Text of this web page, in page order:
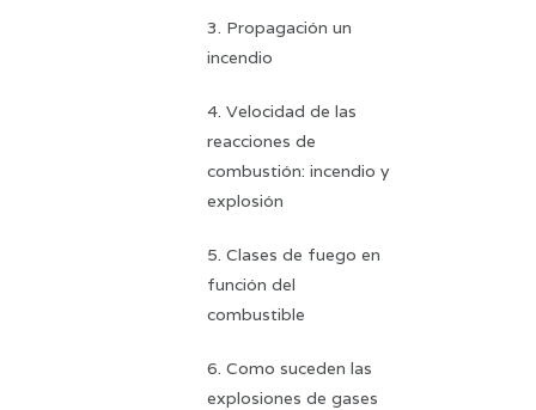
3. Propagación un
incendio
4. Velocidad de las
reacciones de
combustión: incendio y
explosión
5. Clases de fuego en
función del
combustible
6. Como suceden las
explosiones de gases